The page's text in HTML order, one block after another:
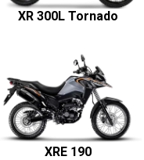
XR 300L Tornado
XRE 190